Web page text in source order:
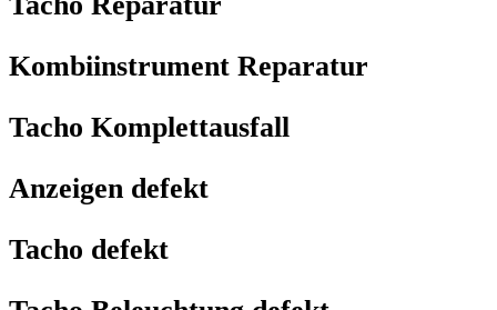
Kombiinstrument Reparatur
Tacho Komplettausfall
Anzeigen defekt
Tacho defekt